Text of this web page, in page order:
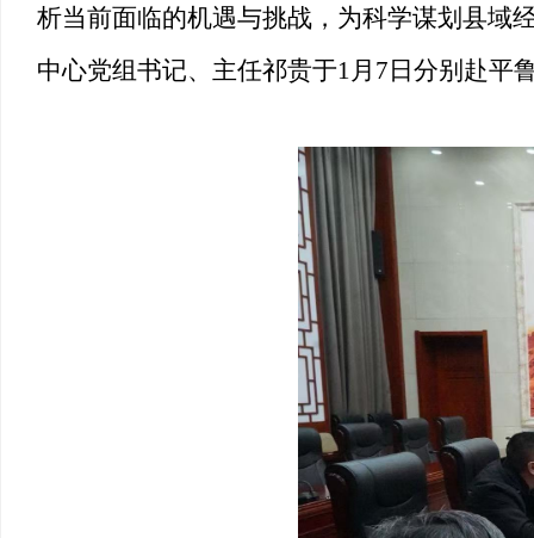
析当前面临的机遇与挑战，为科学谋划县域
中心党组书记、主任祁贵于1月7日分别 赴平